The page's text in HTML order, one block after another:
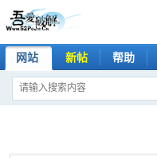
网站 新帖 帮助